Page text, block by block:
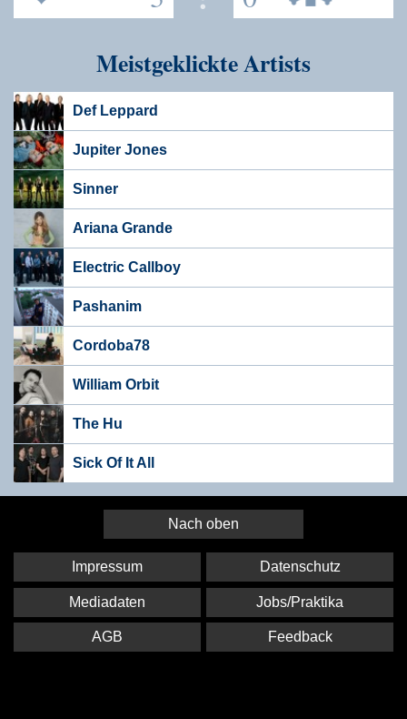
Meistgeklickte Artists
Def Leppard
Jupiter Jones
Sinner
Ariana Grande
Electric Callboy
Pashanim
Cordoba78
William Orbit
The Hu
Sick Of It All
Nach oben
Impressum Datenschutz
Mediadaten Jobs/Praktika
AGB Feedback